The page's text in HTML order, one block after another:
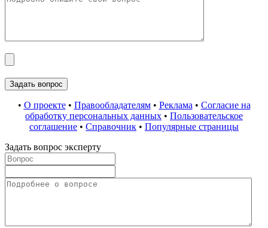
• О проекте• Правообладателям• Реклама • Согласие на
обработку персональных данных • Пользовательское
соглашение • Справочник • Популярные страницы
Задать вопрос эксперту